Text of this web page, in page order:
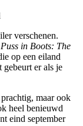
verschenen.
Puss in Boots: The
op een eiland
gebeurt er als je
maar ook
heel benieuwd
eind september